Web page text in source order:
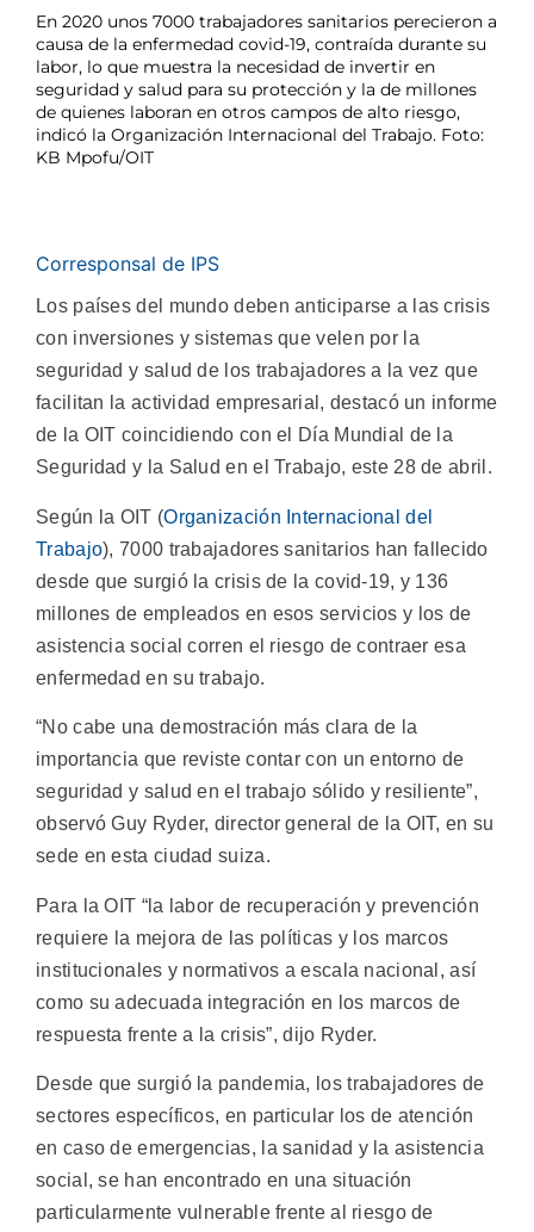
En 2020 unos 7000 trabajadores sanitarios perecieron a
causa de la enfermedad covid-19, contraída durante su
labor, lo que muestra la necesidad de invertir en
seguridad y salud para su protección y la de millones
de quienes laboran en otros campos de alto riesgo,
indicó la Organización Internacional del Trabajo. Foto:
KB Mpofu/OIT
Corresponsal de IPS
Los países del mundo deben anticiparse a las crisis
con inversiones y sistemas que velen por la
seguridad y salud de los trabajadores a la vez que
facilitan la actividad empresarial, destacó un informe
de la OIT coincidiendo con el Día Mundial de la
Seguridad y la Salud en el Trabajo, este 28 de abril.
Según la OIT (Organización Internacional del
Trabajo), 7000 trabajadores sanitarios han fallecido
desde que surgió la crisis de la covid-19, y 136
millones de empleados en esos servicios y los de
asistencia social corren el riesgo de contraer esa
enfermedad en su trabajo.
“No cabe una demostración más clara de la
importancia que reviste contar con un entorno de
seguridad y salud en el trabajo sólido y resiliente”,
observó Guy Ryder, director general de la OIT, en su
sede en esta ciudad suiza.
Para la OIT “la labor de recuperación y prevención
requiere la mejora de las políticas y los marcos
institucionales y normativos a escala nacional, así
como su adecuada integración en los marcos de
respuesta frente a la crisis”, dijo Ryder.
Desde que surgió la pandemia, los trabajadores de
sectores específicos, en particular los de atención
en caso de emergencias, la sanidad y la asistencia
social, se han encontrado en una situación
particularmente vulnerable frente al riesgo de